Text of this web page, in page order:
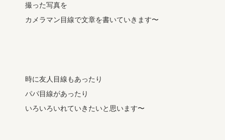
撮った写真を
カメラマン目線で文章を書いていきます〜
時に友人目線もあったり
パパ目線があったり
いろいろいれていきたいと思います〜